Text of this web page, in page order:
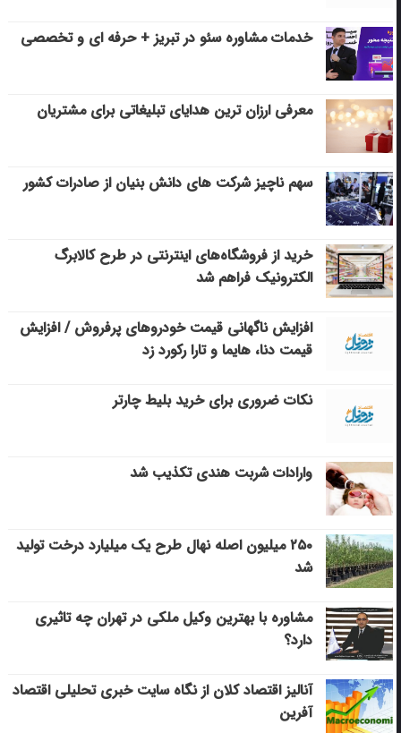
خدمات مشاوره سئو در تبریز + حرفه ای و تخصصی
معرفی ارزان ترین هدایای تبلیغاتی برای مشتریان
سهم ناچیز شرکت های دانش بنیان از صادرات کشور
خرید از فروشگاه‌های اینترنتی در طرح کالابرگ
الکترونیک فراهم شد
افزایش ناگهانی قیمت خودروهای پرفروش / افزایش
قیمت دنا، هایما و تارا رکورد زد
نکات ضروری برای خرید بلیط چارتر
وارادات شربت هندی تکذیب شد
۲۵۰ میلیون اصله نهال طرح یک میلیارد درخت تولید
شد
مشاوره با بهترین وکیل ملکی در تهران چه تاثیری
دارد؟
آنالیز اقتصاد کلان از نگاه سایت خبری تحلیلی اقتصاد
آفرین